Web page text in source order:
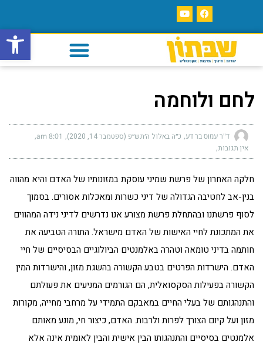
פתח
לחם ולוחמה
ד"ר עמוס בר דע כ״ה באלול ה׳תש״פ (ספטמבר 14, 2020) 8:01 am
אין תגובות
חלקה האחרון של פרשת שמיני עוסקת במזונותיו של האדם והיא מהווה
בנין-אב לחטיבה הגדולה של דיני כשרות ומאכלות אסורים. בסמוך
לסוף פרשתנו ובהתחלת פרשת מצורע אנו נדרשים לדיני נידה המהווים
את המתכונת לחיי האישות של האדם מישראל. התורה הטביעה את
חותמה בדיני טומאה וטהרה באלמנטים הביולוגיים הבסיסיים של חיי
האדם. הישרדות הפרטים בטבע הקשורה בהשגת מזון, והישרדות המין
הקשורה בפעילות הסקסואלית, הם הגורמים המניעים את פעולתם
והתנהגותם של בעלי החיים במאבקם התמידי על מרחבי מחייה, מקורות
מזון ועל קיום הצורך לפרות ולרבות. האדם, כיצור חי, מונע מאותם
אלמנטים בסיסיים והתנהגותו הבין אישית והבין לאומית אינה אלא